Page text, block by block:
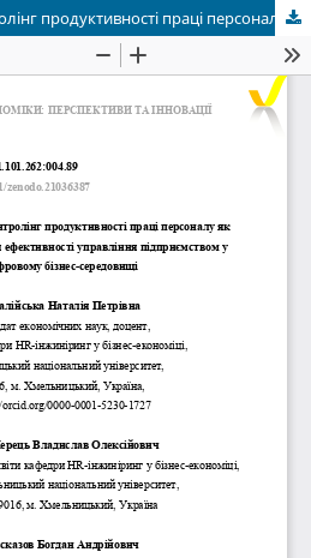
Інтелектуальний контролінг продуктивності праці персоналу як драйвер підвищення ефективності управління підприємством у цифровому бізнес-середовищі